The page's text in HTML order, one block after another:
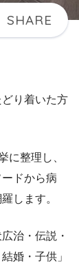
どり着いた方
に整理し、
ドから病
します。
治・伝説・
婚・子供」